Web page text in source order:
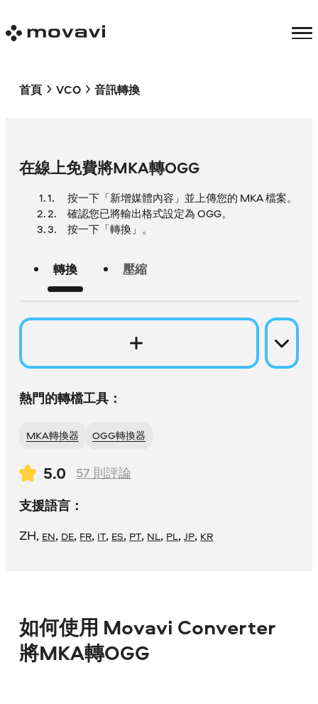
首頁 VCO 音訊轉換
在線上免費將MKA轉OGG
按一下「新增媒體內容」並上傳您的 MKA 檔案。
確認您已將輸出格式設定為 OGG。
按一下「轉換」。
轉換 壓縮
熱門的轉檔工具：
MKA轉換器 OGG轉換器
5.0 57 則評論
支援語言：
ZH, EN, DE, FR, IT, ES, PT, NL, PL,JP, KR
如何使用 Movavi Converter
將MKA轉OGG